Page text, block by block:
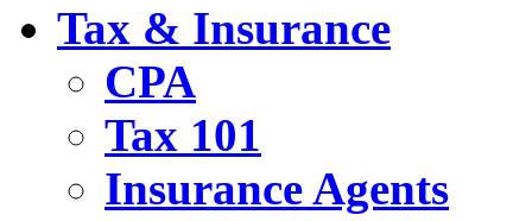
Tax & Insurance
CPA
Tax 101
Insurance Agents